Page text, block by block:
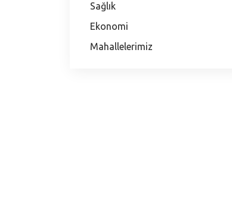
Sağlık
Ekonomi
Mahallelerimiz